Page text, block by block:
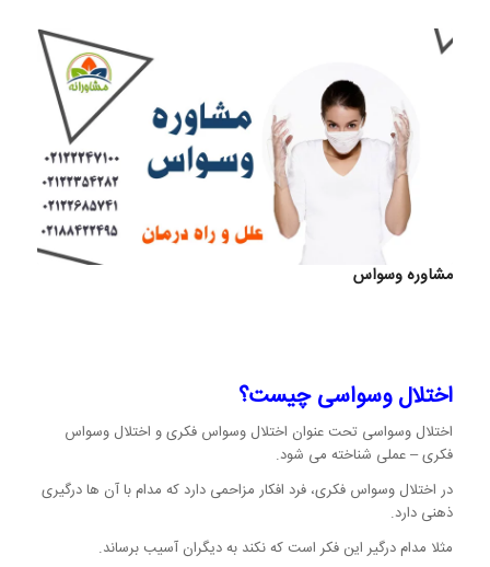
مشاوره وسواس
اختلال وسواسی چیست؟
اختلال وسواسی تحت عنوان اختلال وسواس فکری و اختلال وسواس
فکری – عملی شناخته می شود.
در اختلال وسواس فکری، فرد افکار مزاحمی دارد که مدام با آن ها درگیری
ذهنی دارد.
مثلا مدام درگیر این فکر است که نکند به دیگران آسیب برساند.